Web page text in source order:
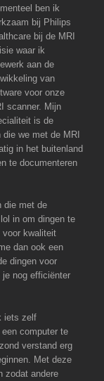
ben ik
bij Philips
bij de MRI
waar ik
aan de
van
voor onze
scanner. Mijn
is de
we met de MRI
in het buitenland
te documenteren
die met de
in om dingen te
voor kwaliteit
dan ook een
dingen voor
nog efficiënter
iets zelf
computer te
verstand erg
Met deze
zodat andere